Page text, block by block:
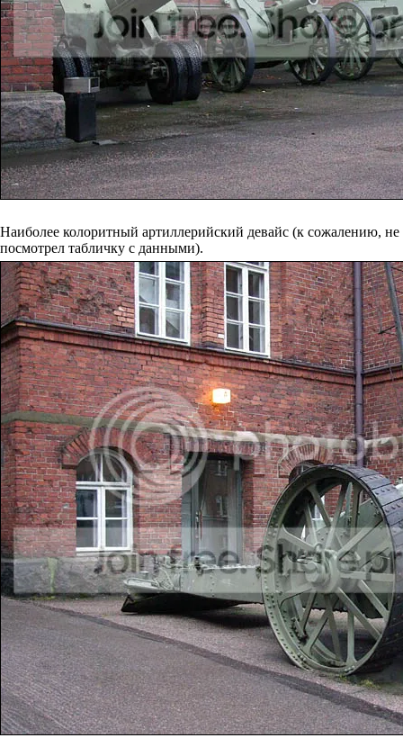
Наиболее колоритный артиллерийский девайс (к сожалению, не
посмотрел табличку с данными).